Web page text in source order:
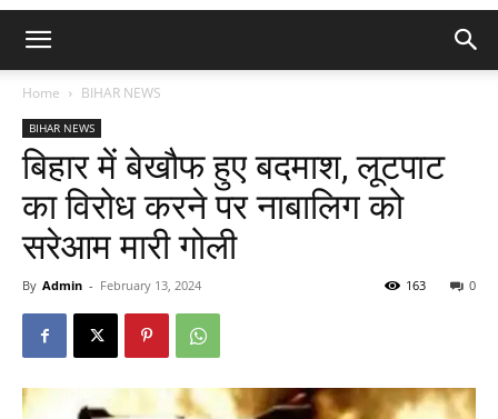
Home BIHAR NEWS
BIHAR NEWS
बिहार में बेखौफ हुए बदमाश, लूटपाट
का विरोध करने पर नाबालिग को
सरेआम मारी गोली
By Admin - February 13, 2024 0
163